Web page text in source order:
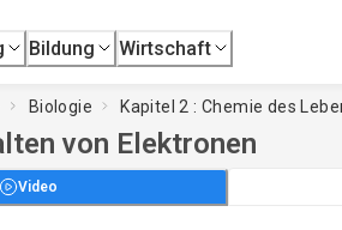
Bildung Wirtschaft
Biologie Kapitel 2 : Chemie des
von Elektronen
Video